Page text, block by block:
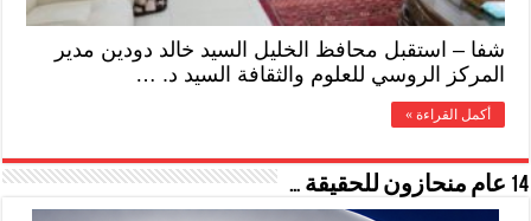
شفا – استقبل محافظ الخليل السيد خالد دودين مدير
المركز الروسي للعلوم والثقافة السيد د. …
أكمل القراءة »
14 عام منحازون للحقيقة …